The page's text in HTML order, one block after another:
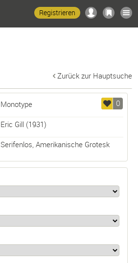
Registrieren
Zurück zur Hauptsuche
0
Monotype
Eric Gill(1931)
Serifenlos, Amerikanische Grotesk